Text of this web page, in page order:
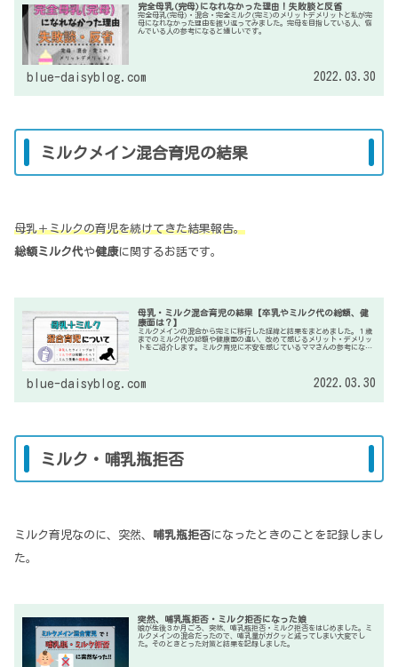
完全母乳(完母)になれなかった理由！失敗談と反省
完全母乳(完母)・混合・完全ミルク(完ミ)のメリットデメリットと私が完
母になれなかった理由を振り返ってみました。完母を目指している人、悩
んでいる人の参考になると嬉しいです。
blue-daisyblog.com 2022.03.30
ミルクメイン混合育児の結果
母乳＋ミルクの育児を続けてきた結果報告。
総額ミルク代や健康に関するお話です。
母乳・ミルク混合育児の結果【卒乳やミルク代の総額、健
康面は？】
ミルクメインの混合から完ミに移行した経緯と結果をまとめました。１歳
までのミルク代の総額や健康面の違い、改めて感じるメリット・デメリッ
トをご紹介します。ミルク育児に不安を感じているママさんの参考になれ
blue-daisyblog.com 2022.03.30
ミルク・哺乳瓶拒否
ミルク育児なのに、突然、 哺乳瓶拒否になったときのことを記録しまし
た。
突然、哺乳瓶拒否・ミルク拒否になった娘
娘が生後３か月ごろ、突然、哺乳瓶拒否・ミルク拒否をはじめました。ミ
ルクメインの混合だったので、哺乳量がガクッと減ってしまい大変でし
た。そのときとった対策と結果を記録しました。